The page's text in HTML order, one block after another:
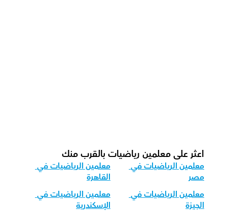
اعثر على معلمين رياضيات بالقرب منك
معلمين الرياضيات في
مصر
معلمين الرياضيات في
القاهرة
معلمين الرياضيات في
الجيزة
معلمين الرياضيات في
الإسكندرية